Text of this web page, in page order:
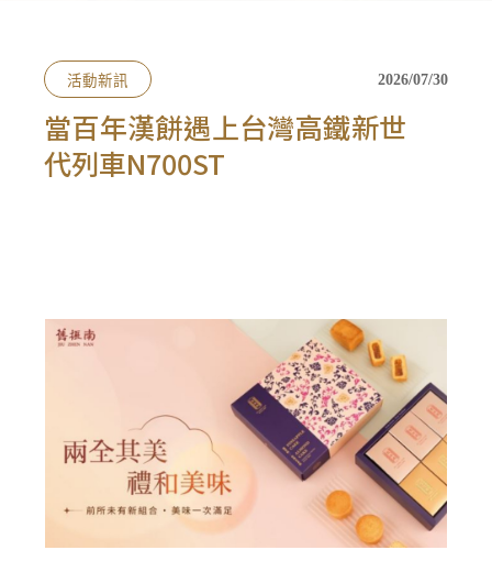
活動新訊 2026/07/30
當百年漢餅遇上台灣高鐵新世
代列車N700ST